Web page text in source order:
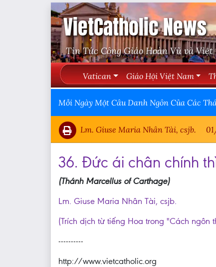
VietCatholic News
Tin Tức Công Giáo Hoàn Vũ và Việt
Vatican Giáo Hội Việt Nam
Mỗi Ngày Một Câu Danh Ngôn Của Các
Lm. Giuse Maria Nhân Tài, csjb.
36. Đức ái chân chính
(Thánh Marcellus of Carthage)
Lm. Giuse Maria Nhân Tài, csjb.
(Trích dịch từ tiếng Hoa trong "Cách ngôn
----------
http://www.vietcatholic.org